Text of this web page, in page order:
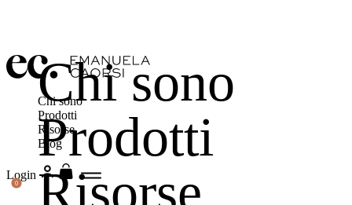
Chi sono
Prodotti
Risorse
Blog
Login
0
Chi sono
Prodotti
Risorse